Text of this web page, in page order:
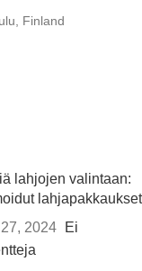
Finland
lahjojen valintaan:
lahjapakkaukset
2024
Ei